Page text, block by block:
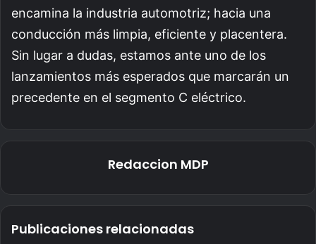
encamina la industria automotriz; hacia una
conducción más limpia, eficiente y placentera.
Sin lugar a dudas, estamos ante uno de los
lanzamientos más esperados que marcarán un
precedente en el segmento C eléctrico.
Redaccion MDP
Publicaciones relacionadas